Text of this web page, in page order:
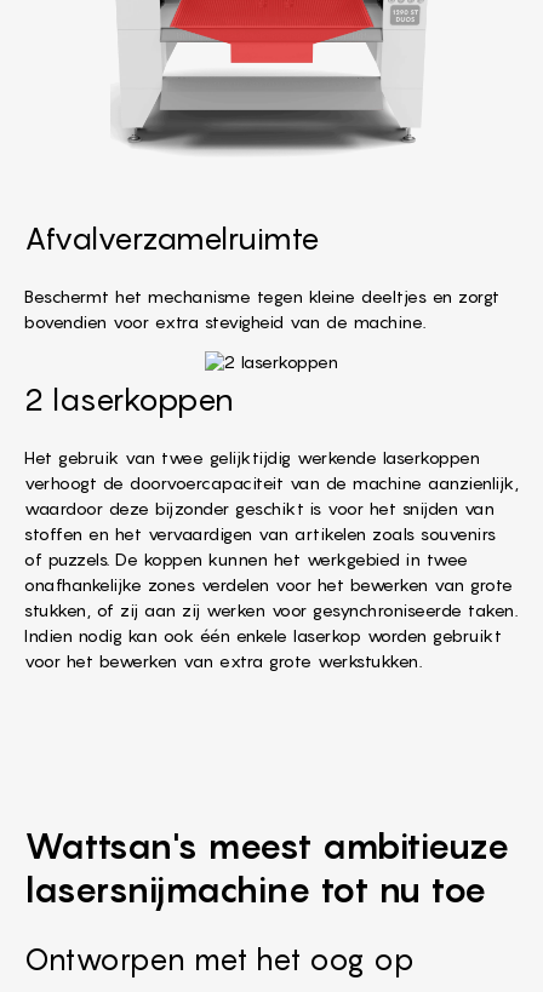
Afvalverzamelruimte
Beschermt het mechanisme tegen kleine deeltjes en zorgt
bovendien voor extra stevigheid van de machine.
2 laserkoppen
Het gebruik van twee gelijktijdig werkende laserkoppen
verhoogt de doorvoercapaciteit van de machine aanzienlijk,
waardoor deze bijzonder geschikt is voor het snijden van
stoffen en het vervaardigen van artikelen zoals souvenirs
of puzzels. De koppen kunnen het werkgebied in twee
onafhankelijke zones verdelen voor het bewerken van grote
stukken, of zij aan zij werken voor gesynchroniseerde taken.
Indien nodig kan ook één enkele laserkop worden gebruikt
voor het bewerken van extra grote werkstukken.
Wattsan's meest ambitieuze
lasersnijmachine tot nu toe
Ontworpen met het oog op